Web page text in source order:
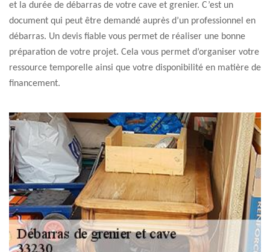
et la durée de débarras de votre cave et grenier. C’est un
document qui peut être demandé auprès d’un professionnel en
débarras. Un devis fiable vous permet de réaliser une bonne
préparation de votre projet. Cela vous permet d’organiser votre
ressource temporelle ainsi que votre disponibilité en matière de
financement.